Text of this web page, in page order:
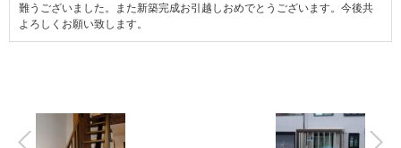
難うございました。また新築完成お引越しおめでとうございます。今後共
よろしくお願い致します。